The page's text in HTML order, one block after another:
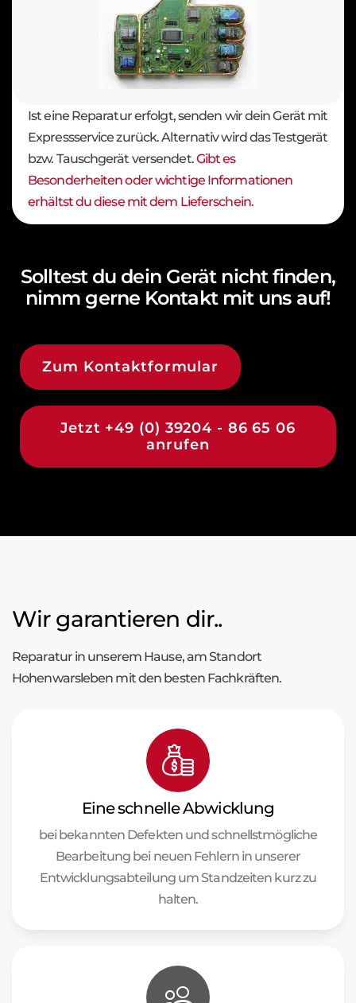
Ist eine Reparatur erfolgt, senden wir dein Gerät mit
Expressservice zurück. Alternativ wird das Testgerät
bzw. Tauschgerät versendet.Gibt es
Besonderheiten oder wichtige Informationen
erhältst du diese mit dem Lieferschein.
Solltest du dein Gerät nicht finden,
nimm gerne Kontakt mit uns auf!
Zum Kontaktformular
Jetzt +49 (0) 39204 - 86 65 06
anrufen
Wir garantieren dir..
Reparatur in unserem Hause, am Standort
Hohenwarsleben mit den besten Fachkräften.
Eine schnelle Abwicklung
bei bekannten Defekten und schnellstmögliche
Bearbeitung bei neuen Fehlern in unserer
Entwicklungsabteilung um Standzeiten kurz zu
halten.